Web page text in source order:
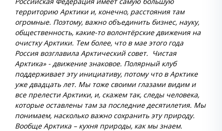
территорию Арктики и, конечно, расстояния там
огромные. Поэтому, важно объединить бизнес, науку,
общественность, какие-то волонтёрские движения на
очистку Арктики. Тем более, что в мае этого года
Россия возглавила Арктический совет. Чистая
Арктика» - движение знаковое. Полярный клуб
поддерживает эту инициативу, потому что в Арктике
уже двадцать лет. Мы тоже своими глазами видим и
все прелести Арктики, и, скажем так, следы человека,
которые оставлены там за последние десятилетия. Мы
понимаем, насколько важно сохранить эту природу.
Вообще Арктика – кухня природы, как мы знаем.